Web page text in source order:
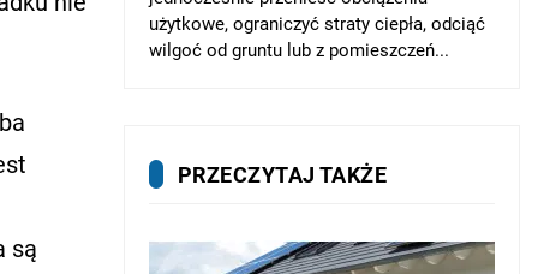
są
użytkowe, ograniczyć straty ciepła, odciąć
wilgoć od gruntu lub z pomieszczeń...
PRZECZYTAJ TAKŻE